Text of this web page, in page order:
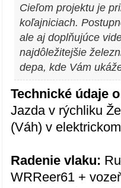
Cieľom projektu je
koľajniciach.
ale aj doplňujúce
najdôležitejšie
depa, kde Vám
Technické údaje
Jazda v rýchliku
(Váh) v
Radenie vlaku:
WRReer61 +